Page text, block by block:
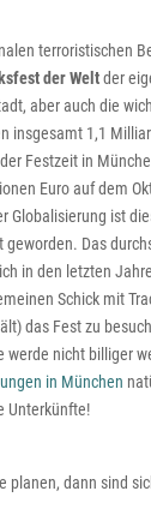
terroristischen
der Weltder
aber auch die
insgesamt 1,1
Festzeit in
Euro auf dem
Globalisierung ist
geworden. Das
in den letzten
Schick mit
das Fest zu
werde nicht billiger
in München
Unterkünfte!
planen, dann sind